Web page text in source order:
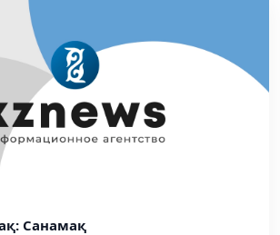
Санамақ